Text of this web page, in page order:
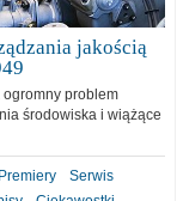
jakością
problem
środowiska i wiążące
Premiery
Serwis